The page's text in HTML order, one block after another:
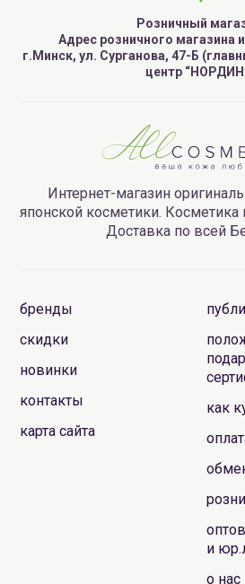
Розничный
Адрес розничного магазина
г.Минск, ул. Сурганова, 47-Б
центр
Интернет-магазин
японской косметики.
Доставка по всей
бренды
скидки
новинки
контакты
карта сайта
как
и
о нас